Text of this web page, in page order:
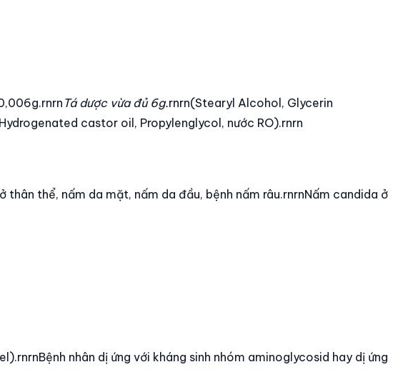
Tá dược vừa đủ 6g.rnrn(Stearyl Alcohol, Glycerin
castor oil, Propylenglycol, nước RO).rnrn
thể, nấm da mặt, nấm da đầu, bệnh nấm râu.rnrnNấm candida ở
nhân dị ứng với kháng sinh nhóm aminoglycosid hay dị ứng